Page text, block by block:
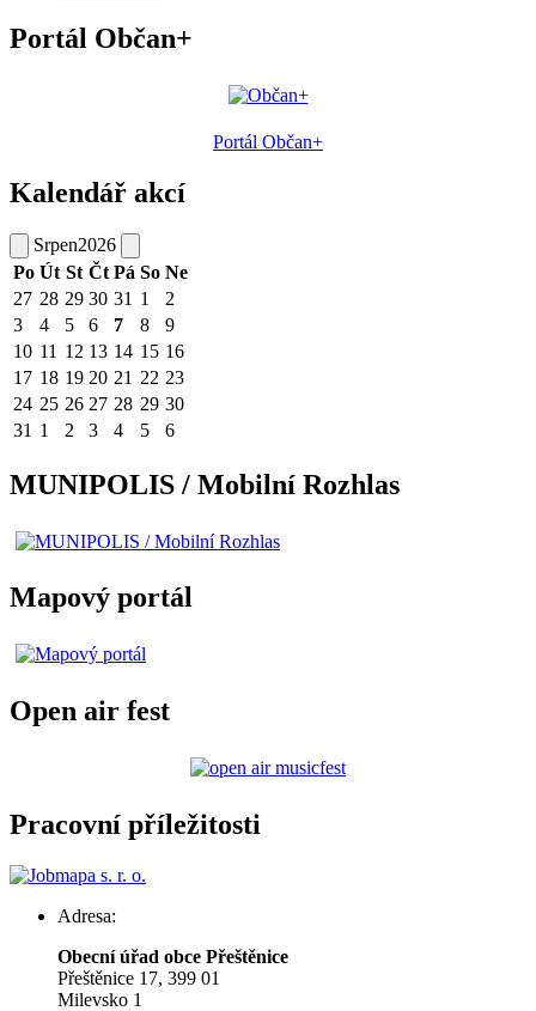
Portál Občan+
Portál Občan+
Kalendář akcí
Srpen2026
Po Út St Čt Pá So Ne
27 28 29 30 31 1
2
3
4 5 6 7 8
9
10 11 12 13 14 15 16
17 18 19 20 21 22 23
24 25 26 27 28 29 30
31 1 2 3 4 5 6
MUNIPOLIS / Mobilní Rozhlas
Mapový portál
Open air fest
Pracovní příležitosti
Adresa:
Obecní úřad obce Přeštěnice
Přeštěnice 17, 399 01
Milevsko 1